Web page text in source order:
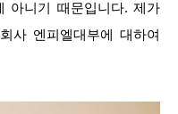
아니기 때문입니다. 제가
사 엔피엘대부에 대하여